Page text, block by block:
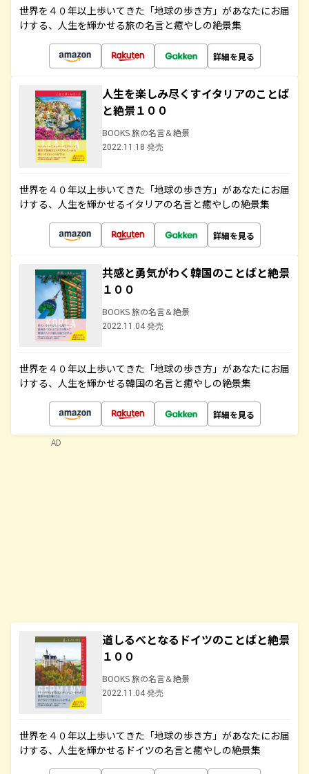
世界を４０年以上歩いてきた「地球の歩き方」があなたにお届
けする、人生を輝かせる旅の名言と癒やしの絶景集
詳細を見る
人生を楽しみ尽くすイタリアのことば
と絶景１００
BOOKS 旅の名言＆絶景
2022.11.18 発売
世界を４０年以上歩いてきた「地球の歩き方」があなたにお届
けする、人生を輝かせるイタリアの名言と癒やしの絶景集
詳細を見る
共感と勇気がわく韓国のことばと絶景
１００
BOOKS 旅の名言＆絶景
2022.11.04 発売
世界を４０年以上歩いてきた「地球の歩き方」があなたにお届
けする、人生を輝かせる韓国の名言と癒やしの絶景集
詳細を見る
道しるべとなるドイツのことばと絶景
１００
BOOKS 旅の名言＆絶景
2022.11.04 発売
世界を４０年以上歩いてきた「地球の歩き方」があなたにお届
けする、人生を輝かせるドイツの名言と癒やしの絶景集
AD